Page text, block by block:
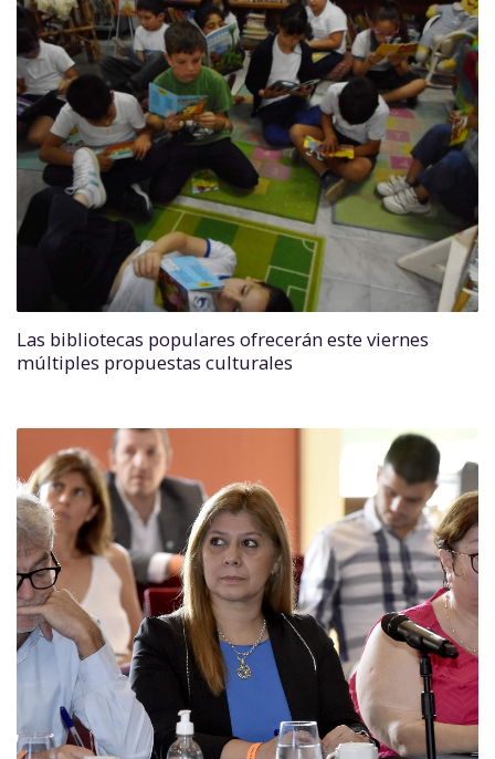
Las bibliotecas populares ofrecerán este viernes
múltiples propuestas culturales